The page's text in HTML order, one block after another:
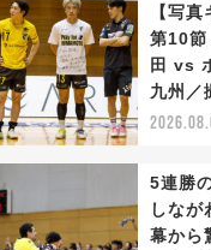
【写
第10節
田 vs
九州／
5連勝
しなが
幕から